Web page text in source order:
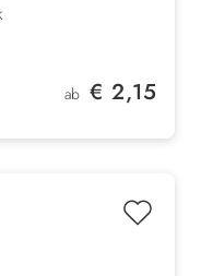
Regulärer Preis:
ab € 2,15